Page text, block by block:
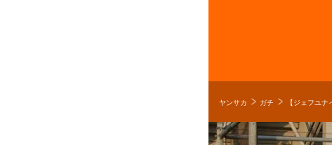
ヤンサカ ガチ